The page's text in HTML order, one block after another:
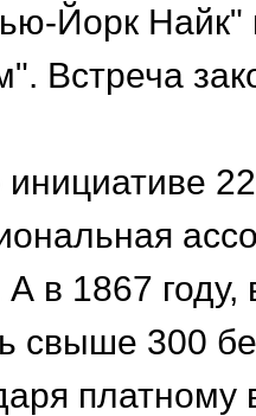
Йорк Найк"
Встреча
инициативе
А в 1867
свыше 300
платному